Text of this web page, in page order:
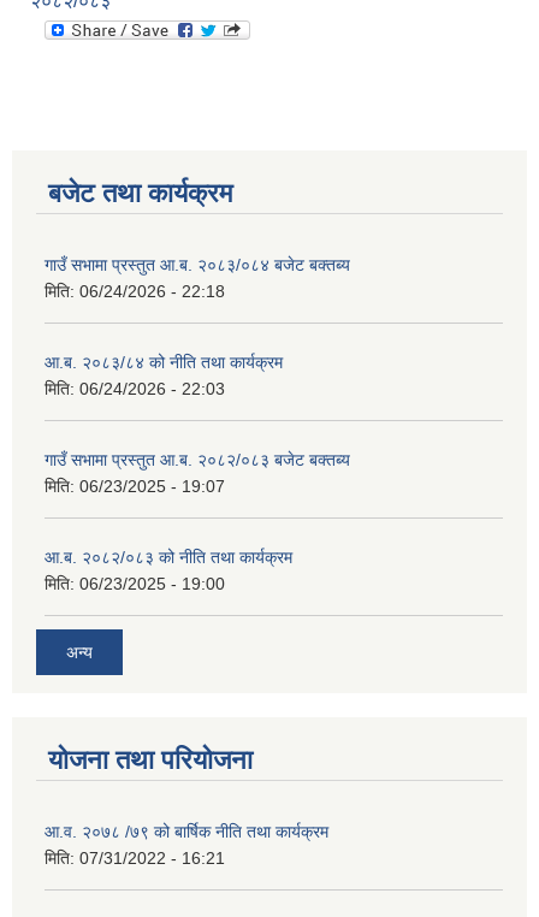
बजेट तथा कार्यक्रम
गाउँ सभामा प्रस्तुत आ.ब. २०८३/०८४ बजेट बक्तब्य
मिति: 06/24/2026 - 22:18
आ.ब. २०८३/८४ को नीति तथा कार्यक्रम
मिति: 06/24/2026 - 22:03
गाउँ सभामा प्रस्तुत आ.ब. २०८२/०८३ बजेट बक्तब्य
मिति: 06/23/2025 - 19:07
आ.ब. २०८२/०८३ को नीति तथा कार्यक्रम
मिति: 06/23/2025 - 19:00
अन्य
योजना तथा परियोजना
आ.व. २०७८ /७९ को बार्षिक नीति तथा कार्यक्रम
मिति: 07/31/2022 - 16:21